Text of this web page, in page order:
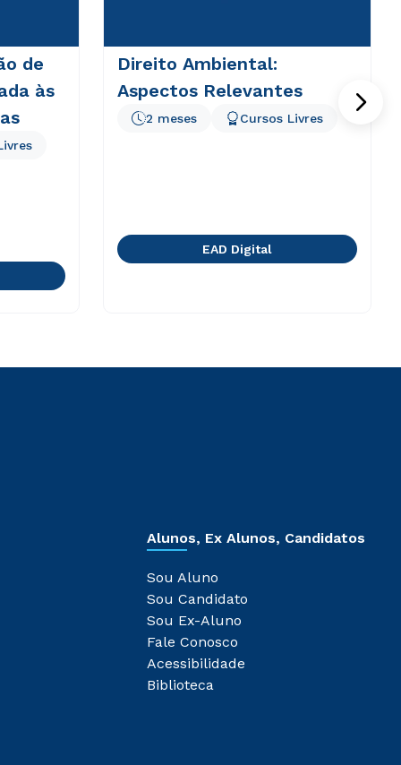
de
às
Direito Ambiental:
Aspectos Relevantes
2 meses Cursos Livres
EAD Digital
Alunos, Ex Alunos, Candidatos
Sou Aluno
Sou Candidato
Sou Ex-Aluno
Fale Conosco
Acessibilidade
Biblioteca